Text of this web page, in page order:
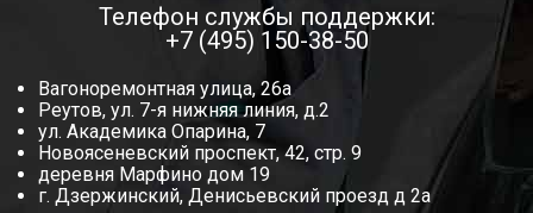
Телефон службы поддержки:
+7 (495) 150-38-50
Вагоноремонтная улица, 26а
Реутов, ул. 7-я нижняя линия, д.2
ул. Академика Опарина, 7
Новоясеневский проспект, 42, стр. 9
деревня Марфино дом 19
г. Дзержинский, Денисьевский проезд д 2а